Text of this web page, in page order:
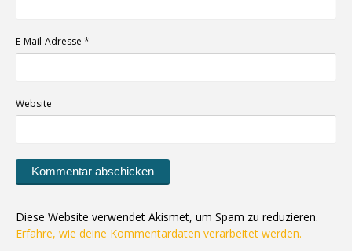
E-Mail-Adresse *
Website
Diese Website verwendet Akismet, um Spam zu reduzieren.
Erfahre, wie deine Kommentardaten verarbeitet werden.